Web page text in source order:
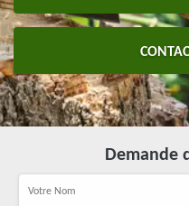
Demande